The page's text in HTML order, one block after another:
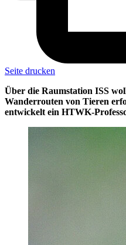
Seite drucken
Über die Raumstation ISS
Wanderrouten von Tieren
entwickelt ein HTWK-